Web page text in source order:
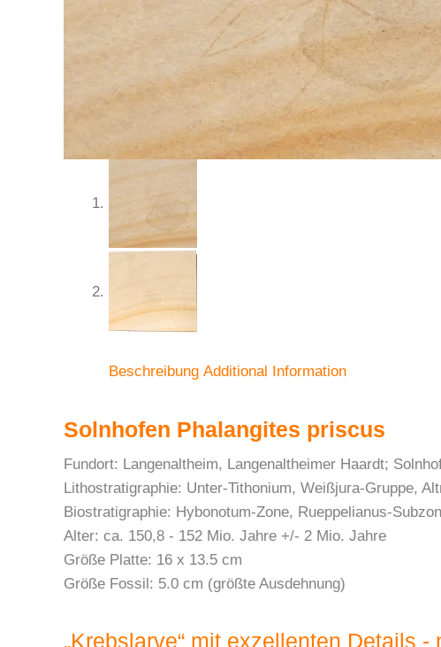
Beschreibung Additional Information
Solnhofen Phalangites priscus
Fundort: Langenaltheim, Langenaltheimer Haardt;
Lithostratigraphie: Unter-Tithonium, Weißjura-Gruppe,
Biostratigraphie: Hybonotum-Zone, Rueppelianus-
Alter: ca. 150,8 - 152 Mio. Jahre +/- 2 Mio. Jahre
Größe Platte: 16 x 13.5 cm
Größe Fossil: 5.0 cm (größte Ausdehnung)
„Krebslarve“ mit exzellenten Details -